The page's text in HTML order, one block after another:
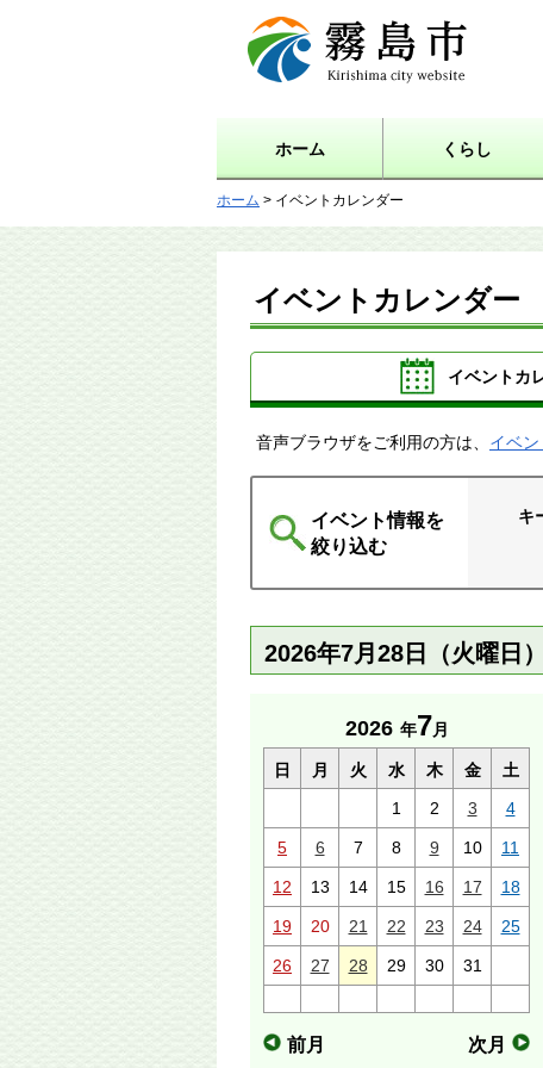
霧島市 Kirishima city
website
ホーム くらし
ホーム > イベントカレンダー
イベントカレンダー
イベントカ
音声ブラウザをご利用の方は、 イベ
イベント情報を
絞り込む
キ
2026年7月28日（火曜日
2026 年7 月
日 月 火 水 木 金
土
1
2 3 4
5 6 7 8 9 10 11
12 13 14 15 16 17 18
19 20 21 22 23 24 25
26 27 28 29 30 31
前月 次月